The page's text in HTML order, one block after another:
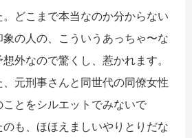
どこまで本当なのか分からない
の人の、こういうあっちゃ〜な
外なので驚くし、惹かれます。
元刑事さんと同世代の同僚女性
とをシルエットでみないで
のも、ほほえましいやりとりだな